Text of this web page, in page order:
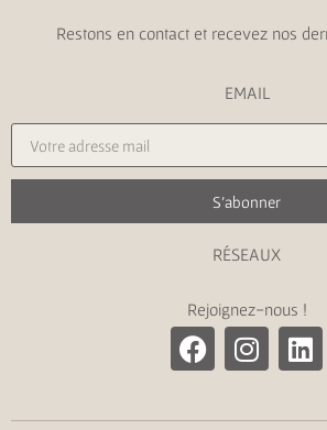
Restons en contact et recevez nos
EMAIL
S'abonner
RÉSEAUX
Rejoignez-nous !